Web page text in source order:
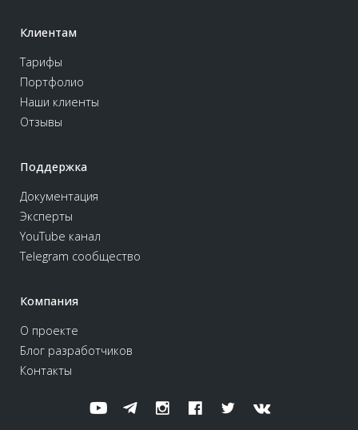
Клиентам
Тарифы
Портфолио
Наши клиенты
Отзывы
Поддержка
Документация
Эксперты
YouTube канал
Telegram сообщество
Компания
О проекте
Блог разработчиков
Контакты